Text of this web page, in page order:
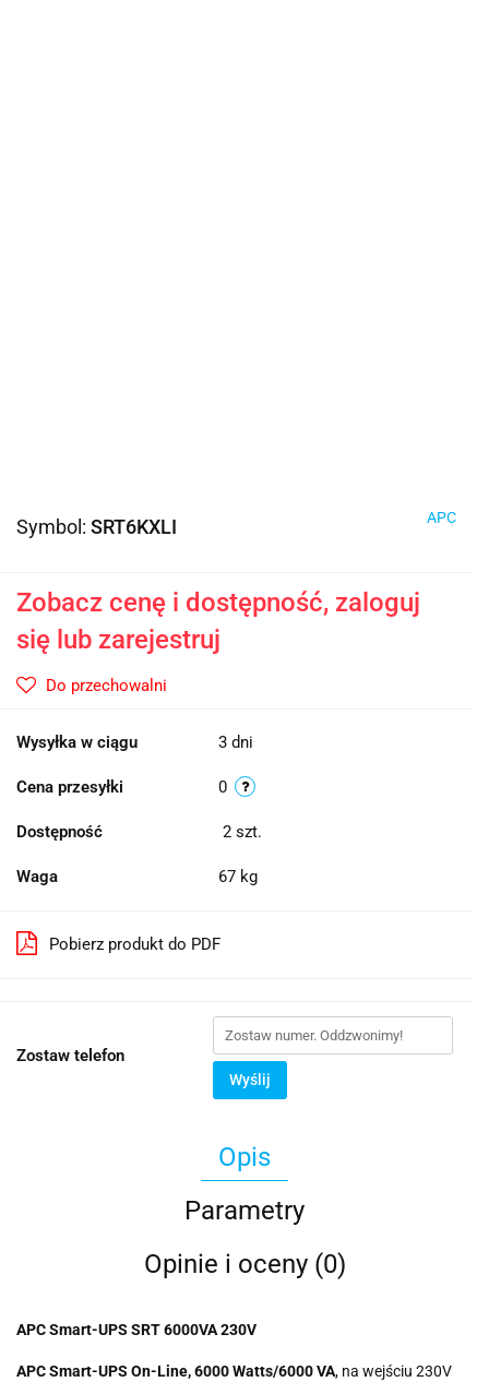
Symbol: SRT6KXLI APC
Zobacz cenę i dostępność, zaloguj
się lub zarejestruj
Do przechowalni
Wysyłka w ciągu 3 dni
Cena przesyłki 0
Dostępność 2 szt.
Waga 67 kg
Pobierz produkt do PDF
Zostaw telefon
Wyślij
Opis
Parametry
Opinie i oceny (0)
APC Smart-UPS SRT 6000VA 230V
APC Smart-UPS On-Line, 6000 Watts/6000 VA, na wejściu 230V